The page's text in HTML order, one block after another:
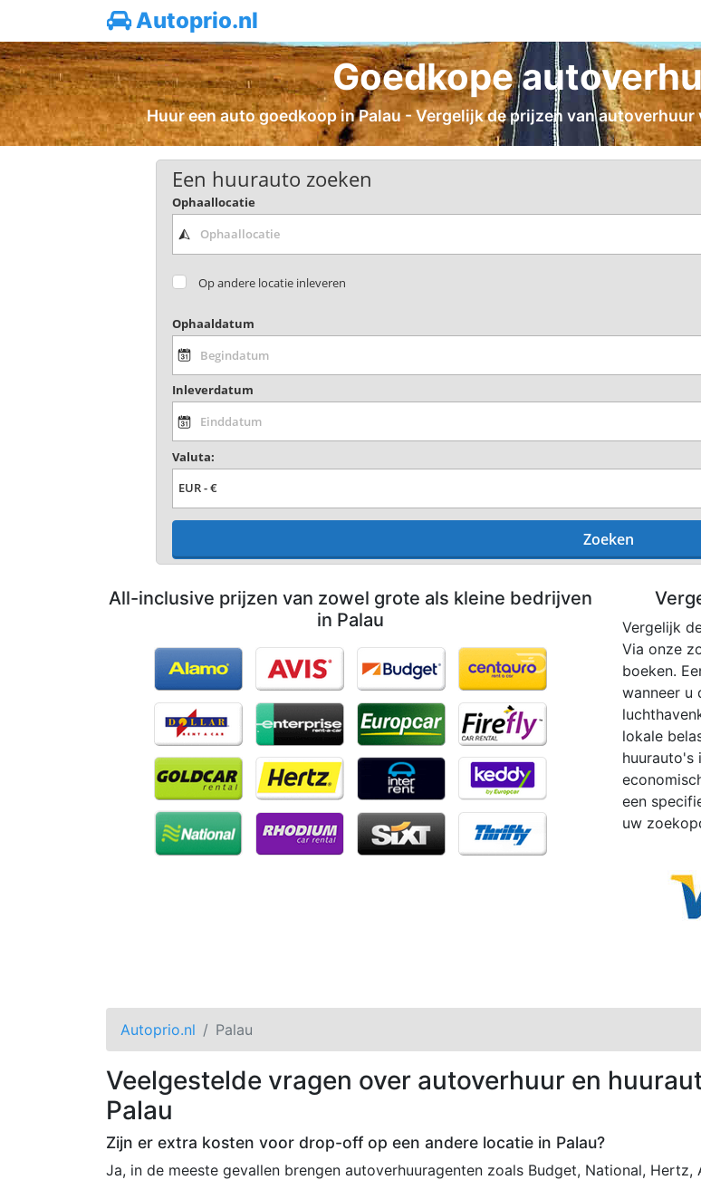
Autoprio.nl
Goedkope
Huur een auto goedkoop in Palau - Vergelijk de prijzen van
Een huurauto zoeken
Ophaallocatie
Op andere locatie inleveren
Ophaaldatum
Inleverdatum
Valuta:
Zoeken
All-inclusive prijzen van zowel grote als kleine bedrijven
in Palau
Vergelijk
Via onze
boeken.
wanneer u
lokale
huurauto's
een
uw
Autoprio.nl Palau
Veelgestelde vragen over autoverhuur en
Palau
Zijn er extra kosten voor drop-off op een andere locatie in Palau?
Ja, in de meeste gevallen brengen autoverhuuragenten zoals Budget, National, Hertz,